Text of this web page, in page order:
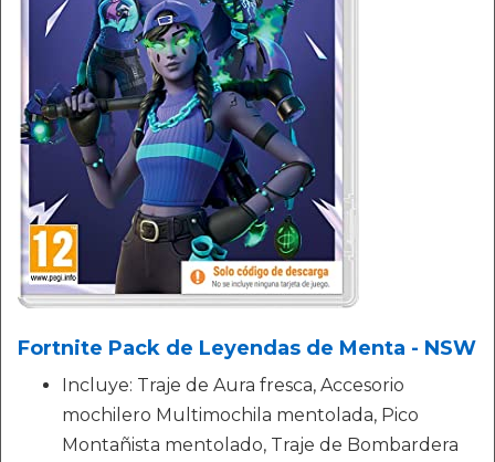
Fortnite Pack de Leyendas de Menta - NSW
Incluye: Traje de Aura fresca, Accesorio
mochilero Multimochila mentolada, Pico
Montañista mentolado, Traje de Bombardera